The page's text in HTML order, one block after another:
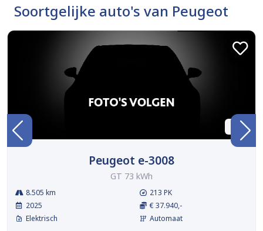
Soortgelijke auto's van Peugeot
BTW
Peugeot e-3008
GT 73 kWh
8.505 km
2025
Elektrisch
213 PK
€ 37.940,-
Automaat